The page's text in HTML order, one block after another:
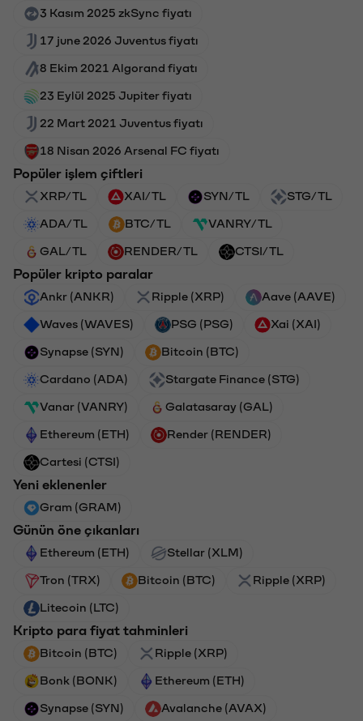
3 Kasım 2025 zkSync fiyatı
17 june 2026 Juventus fiyatı
8 Ekim 2021 Algorand fiyatı
23 Eylül 2025 Jupiter fiyatı
22 Mart 2021 Juventus fiyatı
18 Nisan 2026 Arsenal FC fiyatı
Popüler işlem çiftleri
XRP/TL XAI/TL SYN/TL STG/TL
ADA/TL BTC/TL VANRY/TL
GAL/TL RENDER/TL CTSI/TL
Popüler kripto paralar
Ankr (ANKR) Ripple (XRP) Aave (AAVE)
Waves (WAVES) PSG (PSG) Xai (XAI)
Synapse (SYN) Bitcoin (BTC)
Cardano (ADA) Stargate Finance (STG)
Vanar (VANRY) Galatasaray (GAL)
Ethereum (ETH) Render (RENDER)
Cartesi (CTSI)
Yeni eklenenler
Gram (GRAM)
Günün öne çıkanları
Ethereum (ETH) Stellar (XLM)
Tron (TRX) Bitcoin (BTC) Ripple (XRP)
Litecoin (LTC)
Kripto para fiyat tahminleri
Bitcoin (BTC) Ripple (XRP)
Bonk (BONK) Ethereum (ETH)
Synapse (SYN) Avalanche (AVAX)